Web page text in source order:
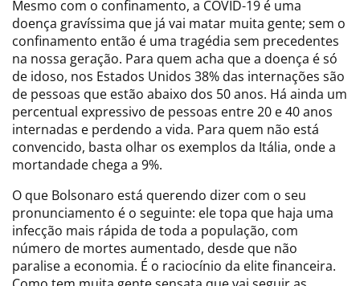
Mesmo com o confinamento, a COVID-19 é uma
doença gravíssima que já vai matar muita gente; sem o
confinamento então é uma tragédia sem precedentes
na nossa geração. Para quem acha que a doença é só
de idoso, nos Estados Unidos 38% das internações são
de pessoas que estão abaixo dos 50 anos. Há ainda um
percentual expressivo de pessoas entre 20 e 40 anos
internadas e perdendo a vida. Para quem não está
convencido, basta olhar os exemplos da Itália, onde a
mortandade chega a 9%.
O que Bolsonaro está querendo dizer com o seu
pronunciamento é o seguinte: ele topa que haja uma
infecção mais rápida de toda a população, com
número de mortes aumentado, desde que não
paralise a economia. É o raciocínio da elite financeira.